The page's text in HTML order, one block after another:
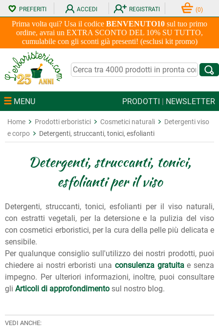
Prima volta qui? Usa il codice BENVENUTO10 sul tuo primo
ordine, avrai un EXTRA SCONTO DEL 10% SU TUTTO,
cumulabile con gli sconti già presenti! (esclusi kit promo)
PREFERITI ACCEDI REGISTRATI (0)
MENU PRODOTTI | NEWSLETTER
Home Prodotti erboristici Cosmetici naturali
Detergenti viso
e corpo
Detergenti, struccanti, tonici, esfolianti
Detergenti, struccanti, tonici,
esfolianti per il viso
Detergenti, struccanti, tonici, esfolianti per il viso naturali,
con estratti vegetali, per la detersione e la pulizia del viso
con cosmetici erboristici, per la cura della pelle più delicata e
sensibile.
Per qualunque consiglio sull'utilizzo dei nostri prodotti, puoi
chiedere ai nostri erboristi una consulenza gratuitae senza
impegno. Per ulteriori informazioni, inoltre, puoi consultare
gli Articoli di approfondimento sul nostro blog.
VEDI ANCHE: